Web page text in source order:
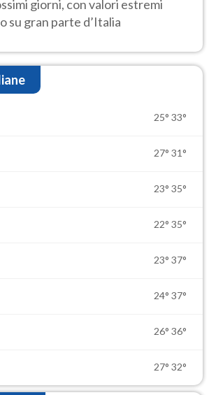
giorni, con valori estremi
su gran parte d’Italia
25° 33°
27° 31°
23° 35°
22° 35°
23° 37°
24° 37°
26° 36°
27° 32°